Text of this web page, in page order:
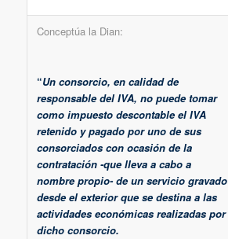
Conceptúa la Dian:
“Un consorcio, en calidad de
responsable del IVA, no puede tomar
como impuesto descontable el IVA
retenido y pagado por uno de sus
consorciados con ocasión de la
contratación -que lleva a cabo a
nombre propio- de un servicio gravado
desde el exterior que se destina a las
actividades económicas realizadas por
dicho consorcio.